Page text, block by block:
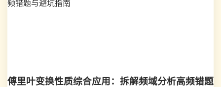
傅里叶变换性质综合应用：拆解频域分析高频错题